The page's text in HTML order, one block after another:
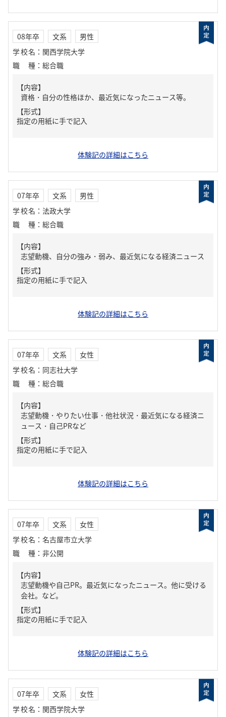
08年卒 文系
男性
学校名 ： 関西学院大学
職種 ： 総合職
【内容】
資格・自分の性格ほか、最近気になったニュース等。
【形式】
指定の用紙に手で記入
体験記の詳細はこちら
07年卒 文系
男性
学校名 ： 法政大学
職種 ： 総合職
【内容】
志望動機、自分の強み・弱み、最近気になる経済ニュース
【形式】
指定の用紙に手で記入
体験記の詳細はこちら
07年卒 文系
女性
学校名 ： 同志社大学
職種 ： 総合職
【内容】
志望動機・やりたい仕事・他社状況・最近気になる経済ニ
ュース・自己PRなど
【形式】
指定の用紙に手で記入
体験記の詳細はこちら
07年卒 文系
女性
学校名 ： 名古屋市立大学
職種 ： 非公開
【内容】
志望動機や自己PR。最近気になったニュース。他に受ける
会社。など。
【形式】
指定の用紙に手で記入
体験記の詳細はこちら
07年卒 文系
女性
学校名 ： 関西学院大学